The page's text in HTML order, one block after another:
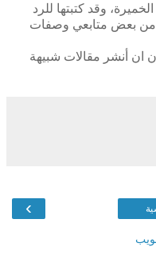
وقد كتبتها للرد
من بعض متابعي وصفات
ان أنشر مقالات شبيهة
›